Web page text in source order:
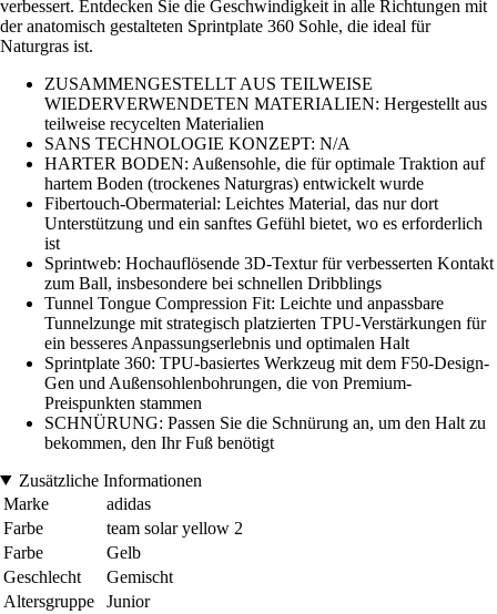
verbessert. Entdecken Sie die Geschwindigkeit in alle Richtungen mit
der anatomisch gestalteten Sprintplate 360 Sohle, die ideal für
Naturgras ist.
ZUSAMMENGESTELLT AUS TEILWEISE
WIEDERVERWENDETEN MATERIALIEN: Hergestellt aus
teilweise recycelten Materialien
SANS TECHNOLOGIE KONZEPT: N/A
HARTER BODEN: Außensohle, die für optimale Traktion auf
hartem Boden (trockenes Naturgras) entwickelt wurde
Fibertouch-Obermaterial: Leichtes Material, das nur dort
Unterstützung und ein sanftes Gefühl bietet, wo es erforderlich
ist
Sprintweb: Hochauflösende 3D-Textur für verbesserten Kontakt
zum Ball, insbesondere bei schnellen Dribblings
Tunnel Tongue Compression Fit: Leichte und anpassbare
Tunnelzunge mit strategisch platzierten TPU-Verstärkungen für
ein besseres Anpassungserlebnis und optimalen Halt
Sprintplate 360: TPU-basiertes Werkzeug mit dem F50-Design-
Gen und Außensohlenbohrungen, die von Premium-
Preispunkten stammen
SCHNÜRUNG: Passen Sie die Schnürung an, um den Halt zu
bekommen, den Ihr Fuß benötigt
Zusätzliche Informationen
Marke
adidas
Farbe
team solar yellow 2
Farbe
Gelb
Geschlecht
Gemischt
Altersgruppe
Junior